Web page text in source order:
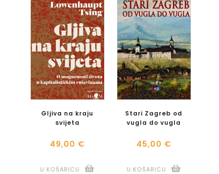
Gljiva na kraju
svijeta
49,00 €
U KOŠARICU
Stari Zagreb od
vugla do vugla
45,00 €
U KOŠARICU